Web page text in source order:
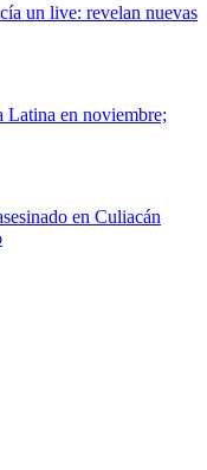
un live: revelan nuevas
en noviembre;
en Culiacán